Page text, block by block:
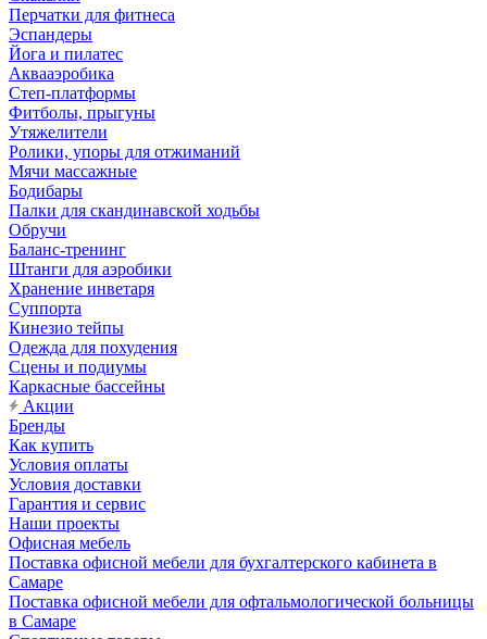
Перчатки для фитнеса
Эспандеры
Йога и пилатес
Аквааэробика
Степ-платформы
Фитболы, прыгуны
Утяжелители
Ролики, упоры для отжиманий
Мячи массажные
Бодибары
Палки для скандинавской ходьбы
Обручи
Баланс-тренинг
Штанги для аэробики
Хранение инветаря
Суппорта
Кинезио тейпы
Одежда для похудения
Сцены и подиумы
Каркасные бассейны
Акции
Бренды
Как купить
Условия оплаты
Условия доставки
Гарантия и сервис
Наши проекты
Офисная мебель
Поставка офисной мебели для бухгалтерского кабинета в
Самаре
Поставка офисной мебели для офтальмологической больницы
в Самаре